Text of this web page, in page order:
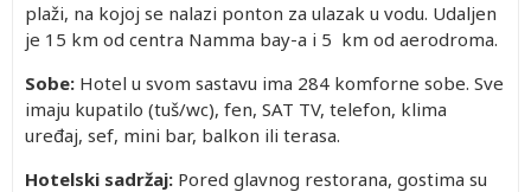
plaži, na kojoj se nalazi ponton za ulazak u vodu. Udaljen
je 15 km od centra Namma bay-a i 5 km od aerodroma.
Sobe: Hotel u svom sastavu ima 284 komforne sobe. Sve
imaju kupatilo (tuš/wc), fen, SAT TV, telefon, klima
uređaj, sef, mini bar, balkon ili terasa.
Hotelski sadržaj: Pored glavnog restorana, gostima su